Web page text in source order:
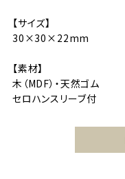
【サイズ】
30×30×22mm
【素材】
木（MDF）・天然ゴム
セロハンスリーブ付